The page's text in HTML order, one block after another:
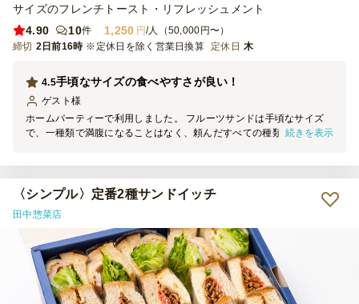
サイズのフレンチトースト・リフレッシュメント
4.90
10件 1,250 円/人（50,000円〜）
締切 2日前16時 ※定休日を除く営業日換算 定休日 木
手頃なサイズの食べやすさが良い！
4.5
ゲスト 様
ホームパーティーで利用しました。 フルーツサンドは手頃なサイズ
で、一種類で満腹になることはなく、頼んだすべての種類を美味しく
ったです。箱に貼り紙がありどの味がどこの列かわかるようになって
いたので、子供達も食べやすそうでした。
続きを表示
〈シンプル〉定番2種サンドイッチ
田中惣菜店